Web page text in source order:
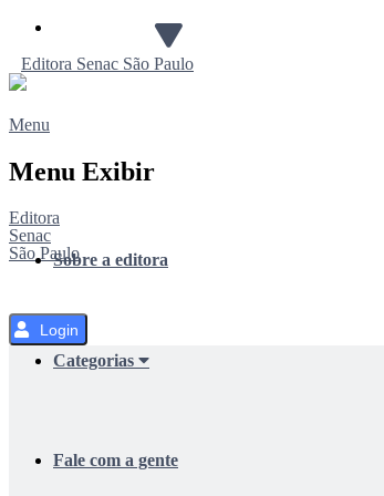
o
Editora Senac São Paulo
Menu
Menu Exibir
Editora
Senac
São PauloSobre a editora
Categorias
Fale com a gente
Login